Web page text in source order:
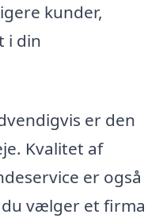
kunder,
i din
er den
Kvalitet af
er også
vælger et firma